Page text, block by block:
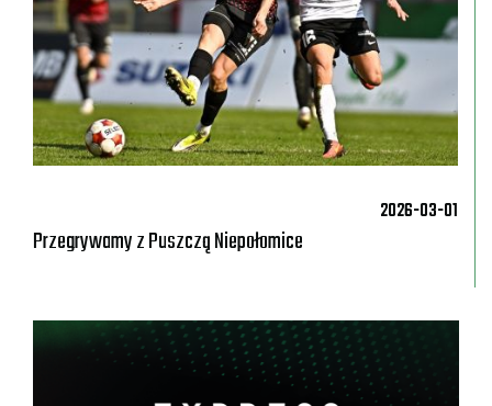
2026-03-01
Przegrywamy z Puszczą Niepołomice